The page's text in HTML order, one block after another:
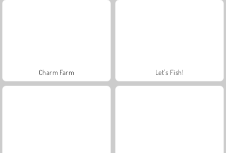
Charm Farm Let's Fish!